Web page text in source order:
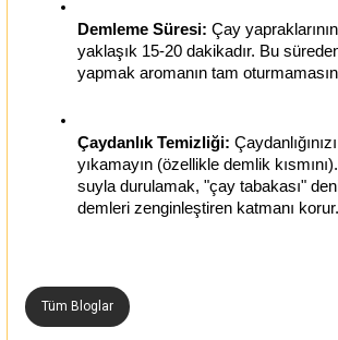
Demleme Süresi: Çay
yaklaşık 15-20 dakikadır. Bu
yapmak aromanın tam
Çaydanlık Temizliği:
yıkamayın (özellikle demlik
suyla durulamak, "çay tabakası"
demleri zenginleştiren katmanı korur.
Tüm Bloglar